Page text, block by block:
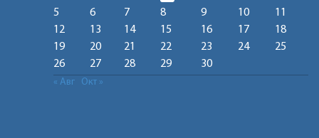
5
6 7 8 9 10
11
12
13 14 15 16 17
18
19
20 21 22 23 24
25
26
27 28 29 30
« Авг Окт »